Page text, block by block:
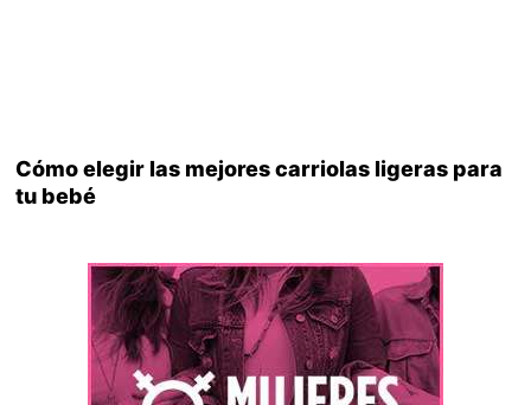
Cómo elegir las mejores carriolas ligeras para
tu bebé